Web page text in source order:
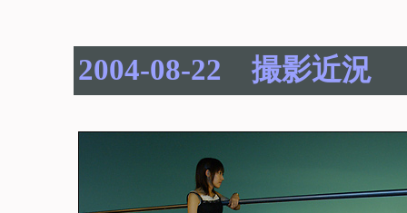
2004-08-22 撮影近況